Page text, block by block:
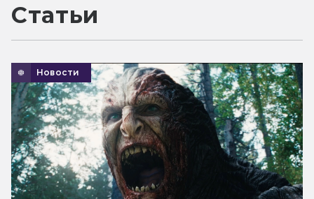
Статьи
Новости